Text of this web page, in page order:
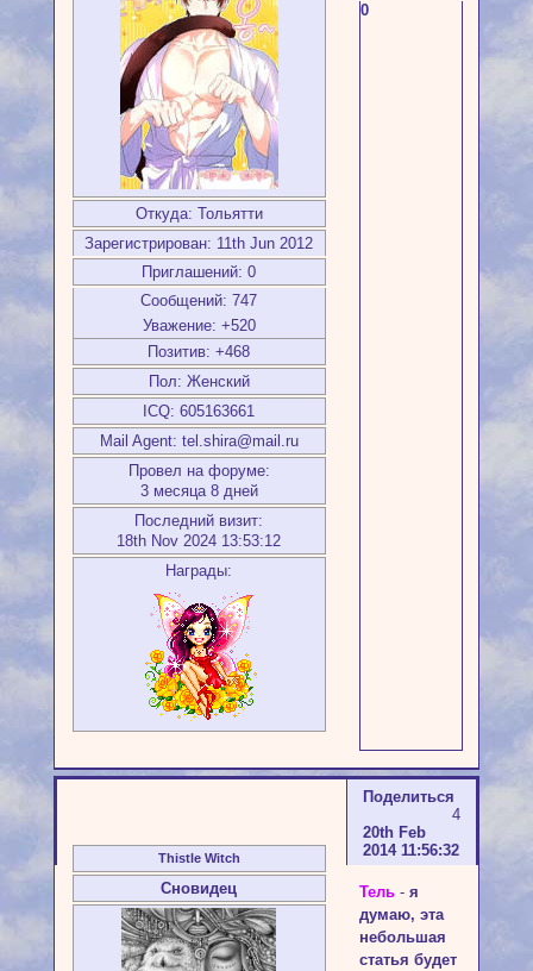
Откуда: Тольятти
Зарегистрирован: 11th Jun 2012
Приглашений: 0
Сообщений: 747
Уважение: +520
Позитив: +468
Пол: Женский
ICQ: 605163661
Mail Agent: tel.shira@mail.ru
Провел на форуме:
3 месяца 8 дней
Последний визит:
18th Nov 2024 13:53:12
Награды:
0
Поделиться
4
20th Feb
2014 11:56:32
Thistle Witch
Сновидец Тель- я
думаю, эта
небольшая
статья будет